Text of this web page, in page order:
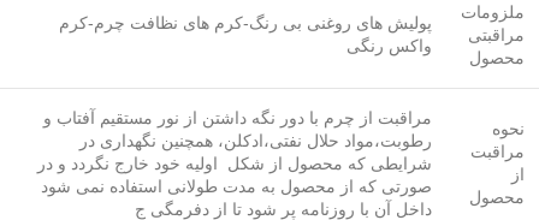
ملزومات
مراقبتی
محصول
پولیش های روغنی بی رنگ-کرم های نظافت چرم-کرم
واکس رنگی
نحوه
مراقبت
از
محصول
مراقبت از چرم با دور نگه داشتن از نور مستقیم آفتاب و
رطوبت،مواد حلال نفتی،ادکلن، همچنین نگهداری در
شرایطی که محصول از شکل اولیه خود خارج نگردد و در
صورتی که از محصول به مدت طولانی استفاده نمی شود
داخل آن با روزنامه پر شود تا از دفرمگی ج